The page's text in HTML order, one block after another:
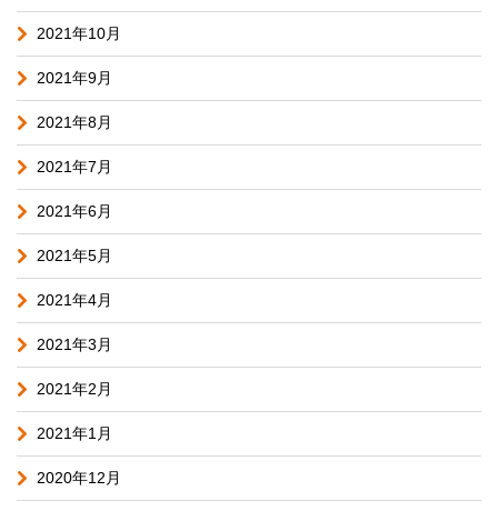
2021年10月
2021年9月
2021年8月
2021年7月
2021年6月
2021年5月
2021年4月
2021年3月
2021年2月
2021年1月
2020年12月